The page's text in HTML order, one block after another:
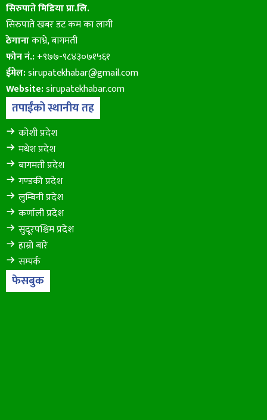
सिरुपाते मिडिया प्रा.लि.
सिरुपाते खबर डट कम का लागी
ठेगानाकाभ्रे, बागमती
फोन नं.:+९७७-९८४३०७१५६१
ईमेल:sirupatekhabar@gmail.com
Website:sirupatekhabar.com
तपाईंको स्थानीय तह
कोशी प्रदेश
मधेश प्रदेश
बागमती प्रदेश
गण्डकी प्रदेश
लुम्बिनी प्रदेश
कर्णाली प्रदेश
सुदूरपश्चिम प्रदेश
हाम्रो बारे
सम्पर्क
फेसबुक